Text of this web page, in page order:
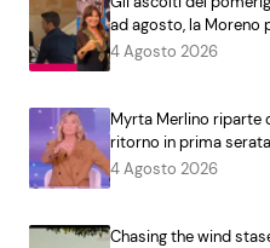
ad agosto, la Moreno
4 Agosto 2026
Myrta Merlino riparte
ritorno in prima
4 Agosto 2026
Chasing the wind